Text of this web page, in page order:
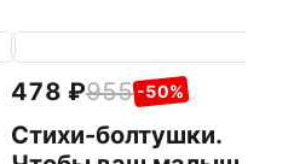
478 955 -50%
Стихи-болтушки.